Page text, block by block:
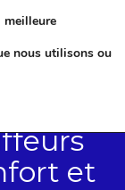
et
nous utilisons ou